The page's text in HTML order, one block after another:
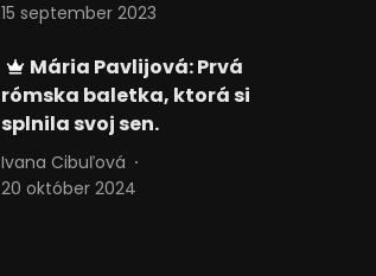
15 september 2023
Mária Pavlijová: Prvá
rómska baletka, ktorá si
splnila svoj sen.
Ivana Cibuľová
20 október 2024